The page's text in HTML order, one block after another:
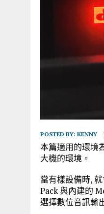
POSTED BY: KENNY
本篇適用的環境
大機的環境。
當有樣設備時,
Pack 與內建的
選擇數位音訊輸